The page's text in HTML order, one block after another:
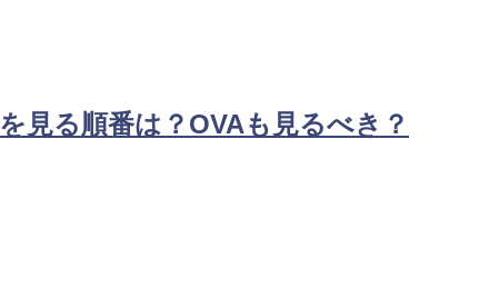
見る順番は？OVAも見るべき？